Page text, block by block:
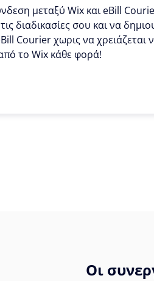
μεταξύ Wix και eBill
διαδικασίες σου και να
Courier χωρις να χρειάζεται
το Wix κάθε φορά!
Οι